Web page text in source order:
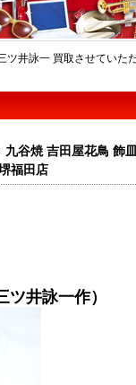
井詠一 買取させていた
谷焼 吉田屋花鳥 飾
福田店
井詠一作）